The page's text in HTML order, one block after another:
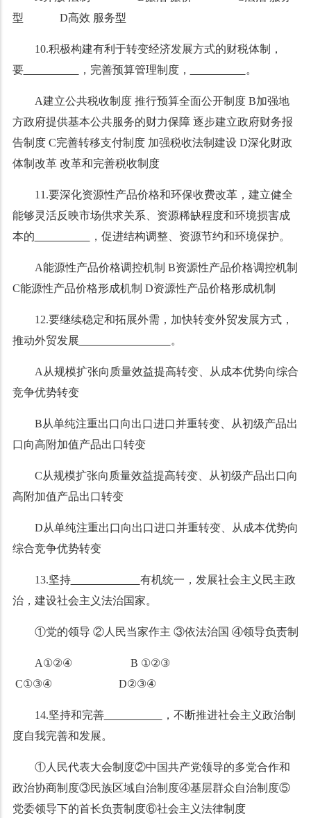
型 D高效 服务型
10.积极构建有利于转变经济发展方式的财税体制，
要
，完善预算管理制度， 。
A建立公共税收制度 推行预算全面公开制度 B加强地
方政府提供基本公共服务的财力保障 逐步建立政府财务报
告制度 C完善转移支付制度 加强税收法制建设 D深化财政
体制改革 改革和完善税收制度
11.要深化资源性产品价格和环保收费改革， 建立健全
能够灵活反映市场供求关系、资源稀缺程度和环境损害成
本的
，促进结构调整、资源节约和环境保护。
A能源性产品价格调控机制 B资源性产品价格调控机制
C能源性产品价格形成机制 D资源性产品价格形成机制
12.要继续稳定和拓展外需，加快转变外贸发展方式，
推动外贸发展
。
A从规模扩张向质量效益提高转变、从成本优势向综合
竞争优势转变
B从单纯注重出口向出口进口并重转变、从初级产品出
口向高附加值产品出口转变
C从规模扩张向质量效益提高转变、从初级产品出口向
高附加值产品出口转变
D从单纯注重出口向出口进口并重转变、从成本优势向
综合竞争优势转变
13.坚持
有机统一，发展社会主义民主政
治，建设社会主义法治国家。
①党的领导 ②人民当家作主 ③依法治国 ④领导负责制
A①②④ B ①②③
C①③④ D②③④
14.坚持和完善
，不断推进社会主义政治制
度自我完善和发展。
①人民代表大会制度②中国共产党领导的多党合作和
政治协商制度③民族区域自治制度④基层群众自治制度⑤
党委领导下的首长负责制度⑥社会主义法律制度